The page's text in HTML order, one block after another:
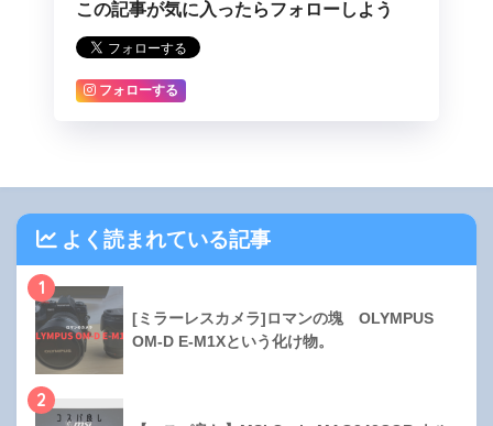
この記事が気に入ったらフォローしよう
フォローする
よく読まれている記事
1
[ミラーレスカメラ]ロマンの塊 OLYMPUS
OM-D E-M1Xという化け物。
2